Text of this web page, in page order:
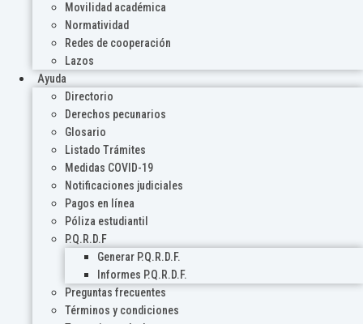
Movilidad académica
Normatividad
Redes de cooperación
Lazos
Ayuda
Directorio
Derechos pecunarios
Glosario
Listado Trámites
Medidas COVID-19
Notificaciones judiciales
Pagos en línea
Póliza estudiantil
P.Q.R.D.F
Generar P.Q.R.D.F.
Informes P.Q.R.D.F.
Preguntas frecuentes
Términos y condiciones